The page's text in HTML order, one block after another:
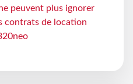
peuvent plus ignorer
contrats de location